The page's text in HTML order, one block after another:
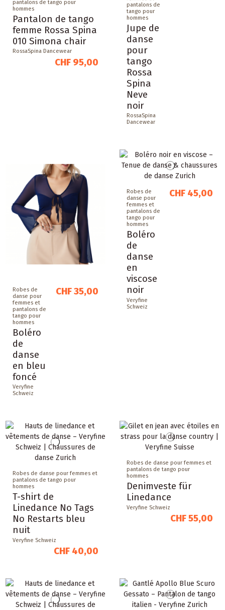
pantalons de tango pour
hommes
Pantalon de tango
femme Rossa Spina
010 Simona chair
RossaSpina Dancewear
CHF 95,00
pantalons de
tango pour
hommes
Jupe de
danse
pour
tango
Rossa
Spina
Neve
noir
RossaSpina
Dancewear
Robes de
danse pour
femmes et
pantalons de
tango pour
hommes
Boléro
de
danse
en bleu
foncé
Veryfine
Schweiz
CHF 35,00
Robes de
danse pour
femmes et
pantalons de
tango pour
hommes
Boléro
de
danse
en
viscose
noir
Veryfine
Schweiz
CHF 45,00
Robes de danse pour femmes et
pantalons de tango pour
hommes
T-shirt de
Linedance No Tags
No Restarts bleu
nuit
Veryfine Schweiz
CHF 40,00
Robes de danse pour femmes et
pantalons de tango pour
hommes
Denimveste für
Linedance
Veryfine Schweiz
CHF 55,00